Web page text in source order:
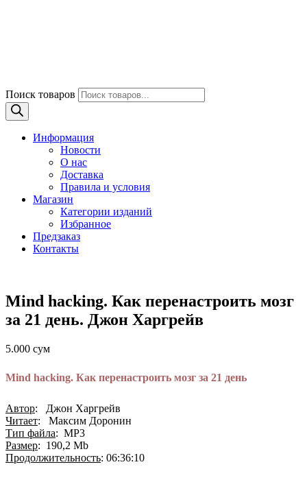
Поиск товаров
Информация
Новости
О нас
Доставка
Правила и условия
Магазин
Категории изданий
Избранное
Предзаказ
Контакты
Mind hacking. Как перенастроить мозг
за 21 день. Джон Харгрейв
5.000 сум
Mind hacking. Как перенастроить мозг за 21 день
Автор: Джон Харгрейв
Читает: Максим Доронин
Тип файла: MP3
Размер: 190,2 Mb
Продолжительность: 06:36:10